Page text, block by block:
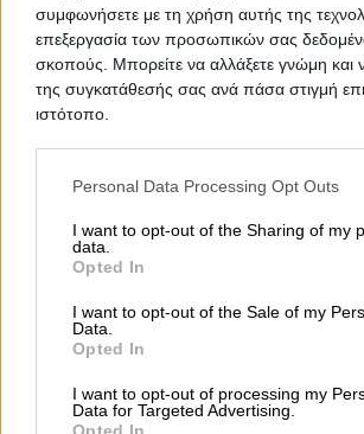
συμφωνήσετε με τη χρήση αυτής της
επεξεργασία των προσωπικών σας
σκοπούς. Μπορείτε να αλλάξετε γνώμη και
της συγκατάθεσής σας ανά πάσα στιγμή
ιστότοπο.
Please note that this website/app uses
and may gather and store information
to Google and its third-party tags to use
purposes in below Google consent section.
Personal Data Processing Opt Outs
I want to opt-out of the Sharing of my
data.
Opted In
I want to opt-out of the Sale of my
Data.
Opted In
I want to opt-out of processing my
Data for Targeted Advertising.
Φανοποιία & Βαφές
Υγραεριοκίνηση
Αρχική > Τιμές Καυσίμων
Δημοφιλείς Αναζητήσεις
Ψυχολόγοι
Παιδικοί Σταθμοί
Συνεργεία Αυτοκινήτων
Υδραυλικοί - Υδραυλικές
περισσότερα >>
Τοπική Αναζήτηση